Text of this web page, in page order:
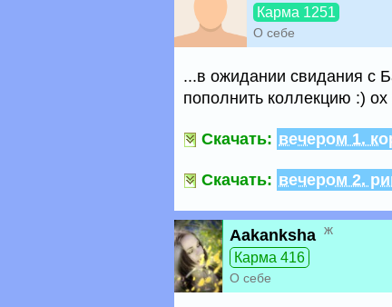
Карма 1251
О себе
...в ожидании свидания с
пополнить коллекцию :) ох
Скачать: вечером 1.
Скачать: вечером 2.
Aakanksha ж
Карма 416
О себе